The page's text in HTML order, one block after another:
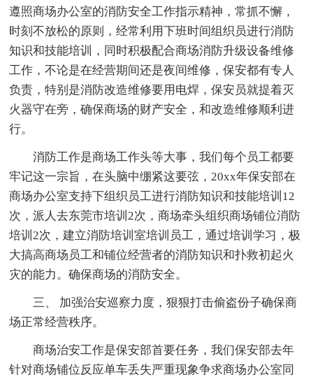
遵照商场办公室的消防安全工作指示精神，常抓不懈，
时刻不放松的原则，经常利用下班时间组织员进行消防
知识和技能培训，同时积极配合商场消防升级设备维修
工作，不论是在经营期间还是夜间维修，保安都有专人
负责，特别是消防改造维修要用电焊，保安员就提着灭
火器守在旁，确保商场的财产安全，和改造维修顺利进
行。
消防工作是商场工作头等大事，我们每个员工都要
牢记这一宗旨，在头脑中绷紧这要弦，20xx年保安部在
商场办公室支持下组织员工进行消防知识和技能培训12
次，派人去东莞市培训2次，商场牵头组织商场铺位消防
培训2次，建立消防培训室培训员工，通过培训学习，极
大搞高商场员工和铺位经营者的消防知识和扑救初起火
灾的能力。确保商场的消防安全。
三、 加强治安巡察力度，狠狠打击偷盗份子确保商
场正常经营秩序。
商场治安工作是保安部首要任务，我们保安部去年
针对商场铺位反应单车丢失严重现象争求商场办公室同